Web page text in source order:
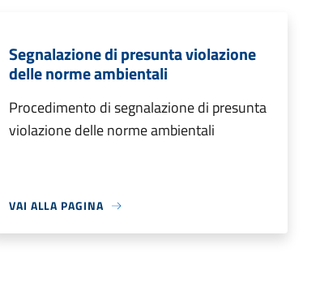
Segnalazione di presunta violazione
delle norme ambientali
Procedimento di segnalazione di presunta
violazione delle norme ambientali
VAI ALLA PAGINA